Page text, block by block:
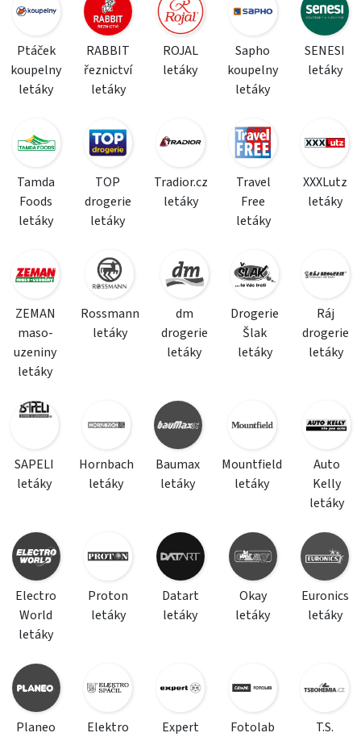
Ptáček
koupelny
letáky
RABBIT
řeznictví
letáky
ROJAL
letáky
Sapho
koupelny
letáky
SENESI
letáky
Tamda
Foods
letáky
TOP
drogerie
letáky
Tradior.cz
letáky
Travel
Free
letáky
XXXLutz
letáky
ZEMAN
maso-
uzeniny
letáky
Rossmann
letáky
dm
drogerie
letáky
Drogerie
Šlak
letáky
Ráj
drogerie
letáky
SAPELI
letáky
Hornbach
letáky
Baumax
letáky
Mountfield
letáky
Auto
Kelly
letáky
Electro
World
letáky
Proton
letáky
Datart
letáky
Okay
letáky
Euronics
letáky
Planeo
Elektro
Expert
Fotolab
T.S.